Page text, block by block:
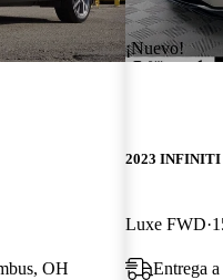
OH
¡Nuevo!
2023 INFINITI
Luxe FWD
Entrega